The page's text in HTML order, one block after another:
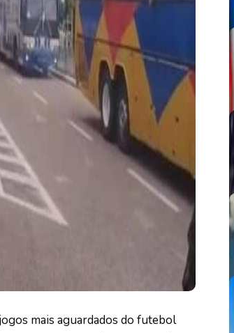
mais aguardados do futebol